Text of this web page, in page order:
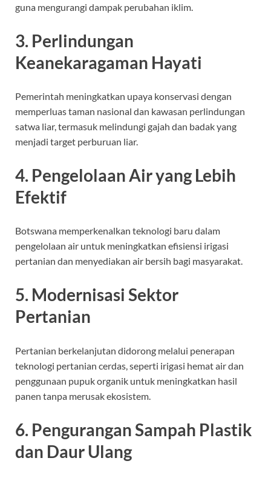
guna mengurangi dampak perubahan iklim.
3. Perlindungan
Keanekaragaman Hayati
Pemerintah meningkatkan upaya konservasi dengan
memperluas taman nasional dan kawasan perlindungan
satwa liar, termasuk melindungi gajah dan badak yang
menjadi target perburuan liar.
4. Pengelolaan Air yang Lebih
Efektif
Botswana memperkenalkan teknologi baru dalam
pengelolaan air untuk meningkatkan efisiensi irigasi
pertanian dan menyediakan air bersih bagi masyarakat.
5. Modernisasi Sektor
Pertanian
Pertanian berkelanjutan didorong melalui penerapan
teknologi pertanian cerdas, seperti irigasi hemat air dan
penggunaan pupuk organik untuk meningkatkan hasil
panen tanpa merusak ekosistem.
6. Pengurangan Sampah Plastik
dan Daur Ulang